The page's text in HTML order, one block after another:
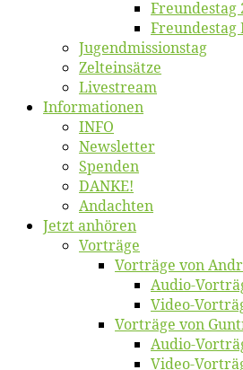
Freun­des­tag
Freun­des­tag
Jugend­mis­sions­tag
Zelt­ein­sät­ze
Live­stream
Informatio­nen
INFO
News­let­ter
Spen­den
DANKE!
An­dach­ten
Jetzt an­hö­ren
Vor­trä­ge
Vor­trä­ge von
Au­dio-
Vi­deo-
Vor­trä­ge von
Au­dio-
Vi­deo-